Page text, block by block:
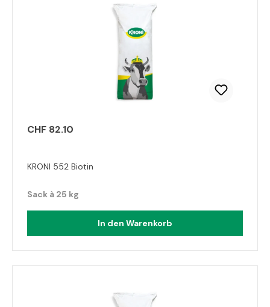
CHF 82.10
KRONI 552 Biotin
Sack à 25 kg
In den Warenkorb